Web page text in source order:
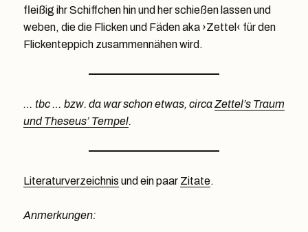
fleißig ihr Schiffchen hin und her schießen lassen und
weben, die die Flicken und Fäden aka ›Zettel‹ für den
Flickenteppich zusammennähen wird.
… tbc … bzw. da war schon etwas, circaZettel’s Traum
und Theseus’ Tempel.
Literaturverzeichnis und ein paar Zitate.
Anmerkungen: